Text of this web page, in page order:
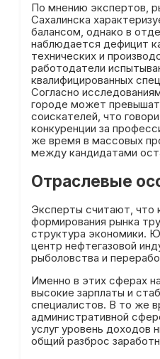
По мнению экспертов,
Сахалинска
балансом, однако в
наблюдается дефицит
технических и
работодатели
квалифицированных
Согласно
городе может
соискателей, что
конкуренции за
же время в массовых
между кандидатами
Отраслевые
Эксперты считают,
формирования рынка
структура экономики.
центр нефтегазовой
рыболовства и
Именно в этих сферах
высокие зарплаты и
специалистов. В то же
административной
услуг уровень доходов
общий разброс